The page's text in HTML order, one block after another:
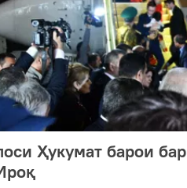
Ҳукумат барои